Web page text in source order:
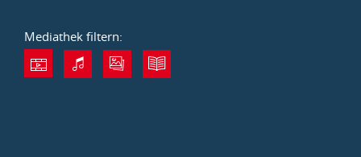
Mediathek filtern: